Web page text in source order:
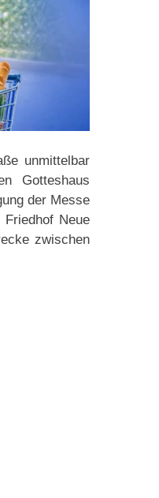
unmittelbar
Gotteshaus
der Messe
Neue
zwischen